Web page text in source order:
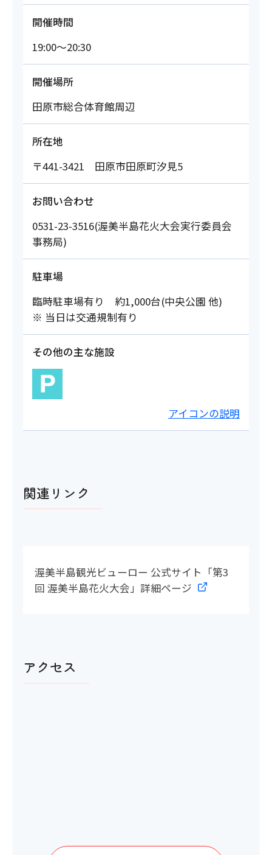
開催時間
19:00～20:30
開催場所
田原市総合体育館周辺
所在地
〒441-3421 田原市田原町汐見5
お問い合わせ
0531-23-3516(渥美半島花火大会実行委員会
事務局)
駐車場
臨時駐車場有り 約1,000台(中央公園 他)
※ 当日は交通規制有り
その他の主な施設
アイコンの説明
関連リンク
渥美半島観光ビューロー 公式サイト「第3
回 渥美半島花火大会」詳細ページ
アクセス